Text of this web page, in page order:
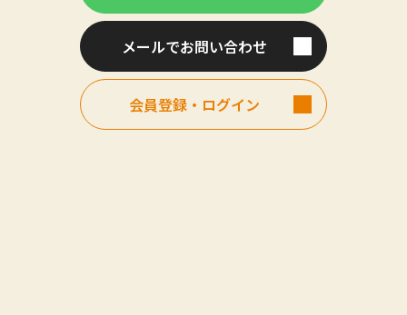
メールでお問い合わせ
会員登録・ログイン